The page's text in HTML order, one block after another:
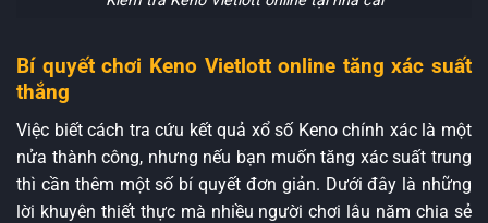
Bí quyết chơi Keno Vietlott online tăng xác suất
thắng
Việc biết cách tra cứu kết quả xổ số Keno chính xác là một
nửa thành công, nhưng nếu bạn muốn tăng xác suất trung
thì cần thêm một số bí quyết đơn giản. Dưới đây là những
lời khuyên thiết thực mà nhiều người chơi lâu năm chia sẻ